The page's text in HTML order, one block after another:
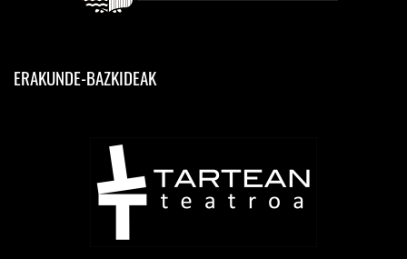
ERAKUNDE-BAZKIDEAK